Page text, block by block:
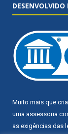
DESENVOLVIDO
Muito mais que
uma assessoria
as exigências das